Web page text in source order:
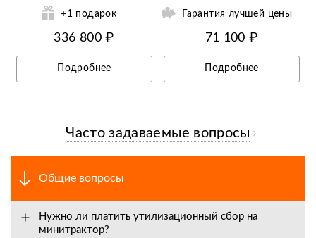
+1 подарок
336 800 ₽
Подробнее
Гарантия лучшей цены
71 100 ₽
Подробнее
Часто задаваемые вопросы
Общие вопросы
Нужно ли платить утилизационный сбор на
минитрактор?